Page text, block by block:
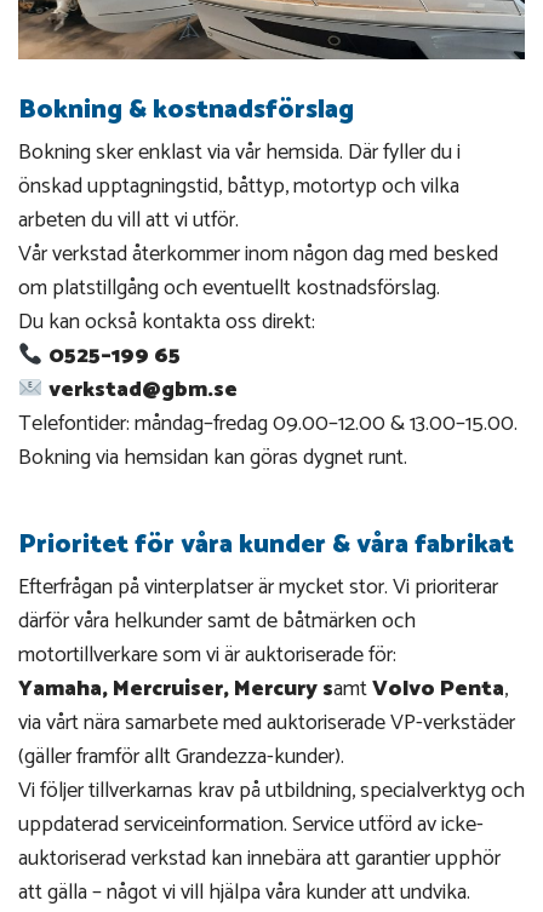
Bokning & kostnadsförslag
Bokning sker enklast via vår hemsida. Där fyller du i
önskad upptagningstid, båttyp, motortyp och vilka
arbeten du vill att vi utför.
Vår verkstad återkommer inom någon dag med besked
om platstillgång och eventuellt kostnadsförslag.
Du kan också kontakta oss direkt:
0525–199 65
verkstad@gbm.se
Telefontider: måndag–fredag 09.00–12.00 & 13.00–15.00.
Bokning via hemsidan kan göras dygnet runt.
Prioritet för våra kunder & våra fabrikat
Efterfrågan på vinterplatser är mycket stor. Vi prioriterar
därför våra helkunder samt de båtmärken och
motortillverkare som vi är auktoriserade för:
Yamaha, Mercruiser, Mercury samtVolvo Penta,
via vårt nära samarbete med auktoriserade VP-verkstäder
(gäller framför allt Grandezza-kunder).
Vi följer tillverkarnas krav på utbildning, specialverktyg och
uppdaterad serviceinformation. Service utförd av icke-
auktoriserad verkstad kan innebära att garantier upphör
att gälla – något vi vill hjälpa våra kunder att undvika.